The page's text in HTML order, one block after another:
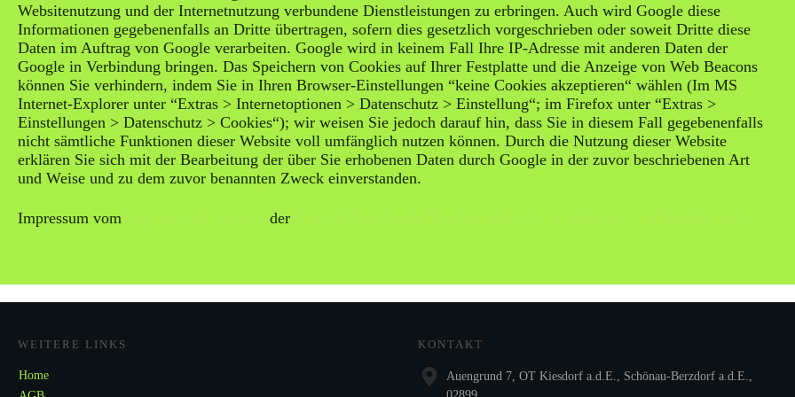
Websitenutzung und der Internetnutzung verbundene Dienstleistungen zu erbringen. Auch wird Google diese
Informationen gegebenenfalls an Dritte übertragen, sofern dies gesetzlich vorgeschrieben oder soweit Dritte diese
Daten im Auftrag von Google verarbeiten. Google wird in keinem Fall Ihre IP-Adresse mit anderen Daten der
Google in Verbindung bringen. Das Speichern von Cookies auf Ihrer Festplatte und die Anzeige von Web Beacons
können Sie verhindern, indem Sie in Ihren Browser-Einstellungen “keine Cookies akzeptieren“ wählen (Im MS
Internet-Explorer unter “Extras > Internetoptionen > Datenschutz > Einstellung“; im Firefox unter “Extras >
Einstellungen > Datenschutz > Cookies“); wir weisen Sie jedoch darauf hin, dass Sie in diesem Fall gegebenenfalls
nicht sämtliche Funktionen dieser Website voll umfänglich nutzen können. Durch die Nutzung dieser Website
erklären Sie sich mit der Bearbeitung der über Sie erhobenen Daten durch Google in der zuvor beschriebenen Art
und Weise und zu dem zuvor benannten Zweck einverstanden.
Impressum vom der
WEITERE LINKS
Home
KONTAKT
Auengrund 7, OT Kiesdorf a.d.E., Schönau-Berzdorf a.d.E.,